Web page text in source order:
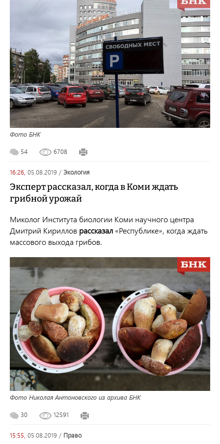
Фото БНК
54 6708
16:26, 05.08.2019 / экология
Эксперт рассказал, когда в Коми ждать
грибной урожай
Миколог Института биологии Коми научного центра
Дмитрий Кириллов рассказал «Республике», когда ждать
массового выхода грибов.
Фото Николая Антоновского из архива БНК
30 12591
15:55, 05.08.2019 / право